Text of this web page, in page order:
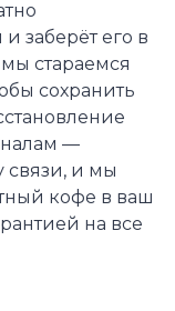
заберёт его в
стараемся
сохранить
—
связи, и мы
кофе в ваш
на все